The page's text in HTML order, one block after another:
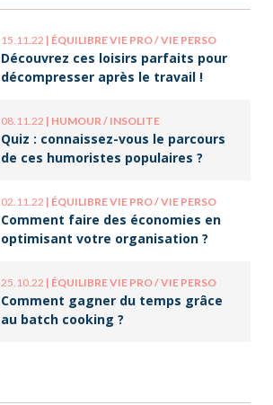
15.11.22 | ÉQUILIBRE VIE PRO / VIE PERSO
Découvrez ces loisirs parfaits pour
décompresser après le travail !
08.11.22 | HUMOUR / INSOLITE
Quiz : connaissez-vous le parcours
de ces humoristes populaires ?
02.11.22 | ÉQUILIBRE VIE PRO / VIE PERSO
Comment faire des économies en
optimisant votre organisation ?
25.10.22 | ÉQUILIBRE VIE PRO / VIE PERSO
Comment gagner du temps grâce
au batch cooking ?